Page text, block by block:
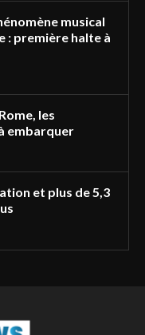
musical
: première halte à
les
embarquer
et plus de 5,3